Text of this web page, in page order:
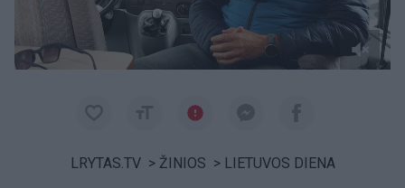
LRYTAS.TV > ŽINIOS > LIETUVOS DIENA